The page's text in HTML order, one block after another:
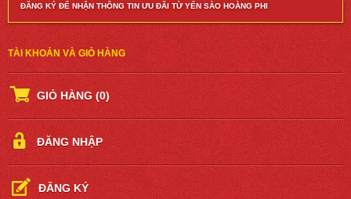
ĐĂNG KÝ ĐỂ NHẬN THÔNG TIN ƯU ĐÃI TỪ YẾN SÀO HOÀNG PHI
TÀI KHOẢN VÀ GIỎ HÀNG
GIỎ HÀNG(0)
ĐĂNG NHẬP
ĐĂNG KÝ